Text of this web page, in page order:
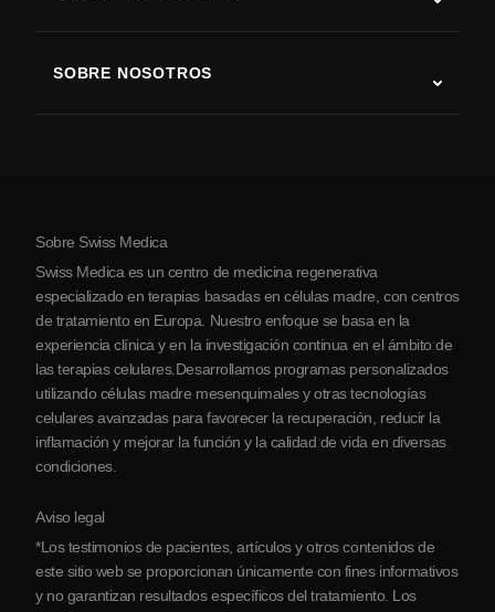
Enfermedad de Parkinson
Artritis
SOBRE NOSOTROS
Sobre Serbia
Colaboraciones
Sobre Swiss Medica
Swiss Medica es un centro de medicina regenerativa
especializado en terapias basadas en células madre, con centros
de tratamiento en Europa. Nuestro enfoque se basa en la
experiencia clínica y en la investigación continua en el ámbito de
las terapias celulares.Desarrollamos programas personalizados
utilizando células madre mesenquimales y otras tecnologías
celulares avanzadas para favorecer la recuperación, reducir la
inflamación y mejorar la función y la calidad de vida en diversas
condiciones.
Aviso legal
*Los testimonios de pacientes, artículos y otros contenidos de
este sitio web se proporcionan únicamente con fines informativos
y no garantizan resultados específicos del tratamiento. Los